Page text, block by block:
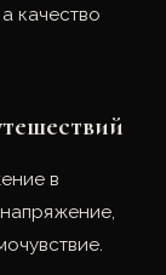
качество
в